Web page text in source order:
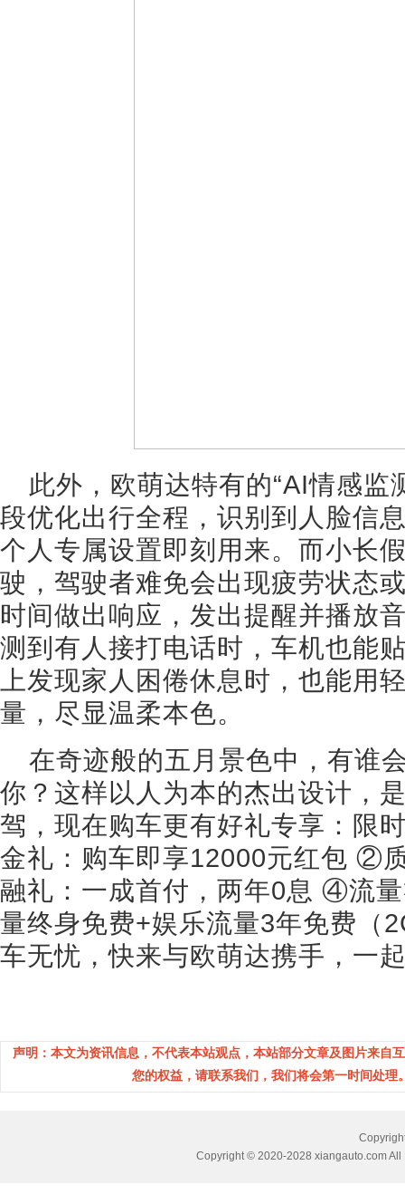
此外，欧萌达特有的“AI情感监
段优化出行全程，识别到人脸信
个人专属设置即刻用来。而小长
驶，驾驶者难免会出现疲劳状态
时间做出响应，发出提醒并播放
测到有人接打电话时，车机也能
上发现家人困倦休息时，也能用
量，尽显温柔本色。
在奇迹般的五月景色中，有谁
你？这样以人为本的杰出设计，
驾，现在购车更有好礼专享：限
金礼：购车即享12000元红包 ②
融礼：一成首付，两年0息 ④流
量终身免费+娱乐流量3年免费（
车无忧，快来与欧萌达携手，一
声明：本文为资讯信息，不代表本站观点，本站部分文章及图片来自
您的权益，请联系我们，我们将会第一时间处
Copyright © 2020-2028 xiangauto.com